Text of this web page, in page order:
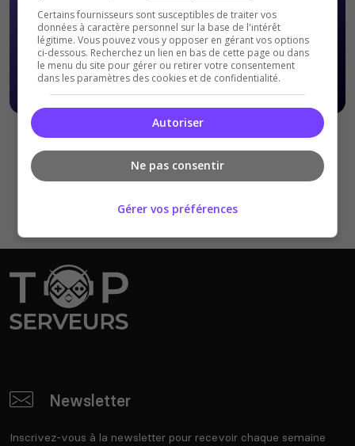
ventes.
Newsletter
Inscrivez-vous à la newsletter pour recevoir chaque semaine
Certains fournisseurs sont susceptibles de traiter vos
données à caractère personnel sur la base de l'intérêt
légitime. Vous pouvez vous y opposer en gérant vos options
ci-dessous. Recherchez un lien en bas de cette page ou dans
le menu du site pour gérer ou retirer votre consentement
dans les paramètres des cookies et de confidentialité.
Autoriser
Ne pas consentir
Gérer vos préférences